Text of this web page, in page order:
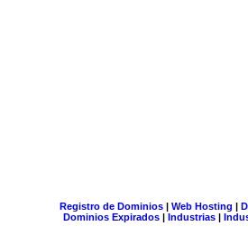
Registro de Dominios| Web Hosting |
Dominios Expirados | Industrias |